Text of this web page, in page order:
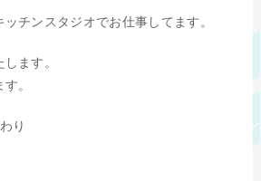
チンスタジオでお仕事してます。
ます。
。
り